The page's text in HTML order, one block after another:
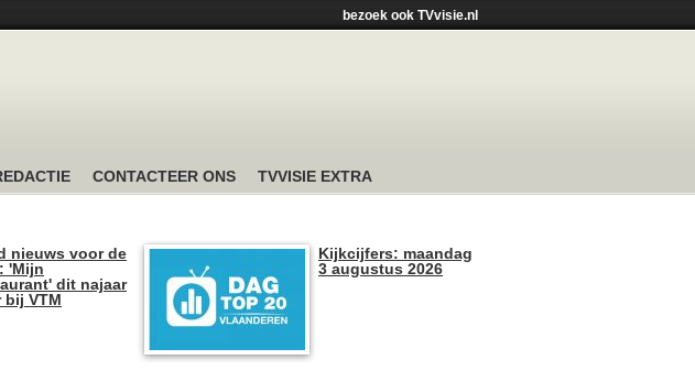
bezoek ook TVvisie.nl
CONTACTEER ONS TVVISIE EXTRA
nieuws voor de
'Mijn
dit najaar
bij VTM
Kijkcijfers: maandag
3 augustus 2026